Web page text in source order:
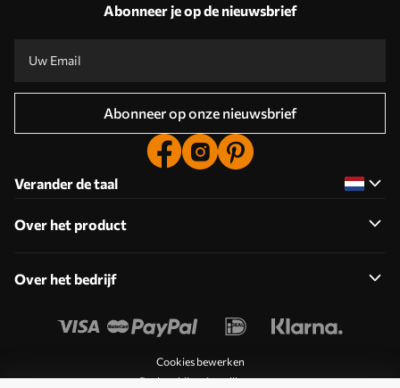
Abonneer je op de nieuwsbrief
Abonneer op onze nieuwsbrief
Verander de taal
Over het product
Over het bedrijf
Cookies bewerken
Pushmeldingsinstellingen